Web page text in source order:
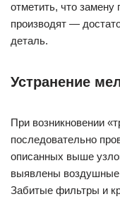
отметить, что замену
производят —
деталь.
Устранение
При возникновении
последовательно
описанных выше
выявлены воздушные
Забитые фильтры и